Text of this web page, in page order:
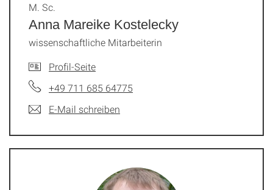
Anna Mareike Kostelecky
M. Sc.
wissenschaftliche Mitarbeiterin
Profil-Seite
+49 711 685 64775
E-Mail schreiben